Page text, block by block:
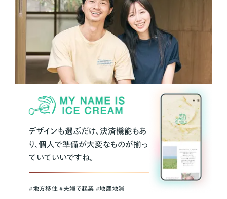
デザインも選ぶだけ、決済機能もあ
り、個人で準備が大変なものが揃っ
ていていいですね。
#地方移住 #夫婦で起業 #地産地消